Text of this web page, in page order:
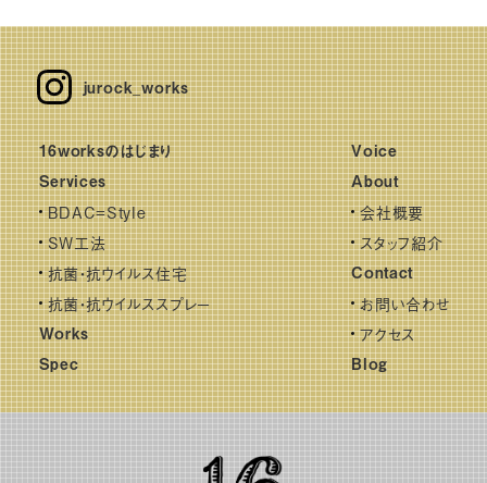
jurock_works
16worksのはじまり
Services
BDAC=Style
SW工法
抗菌・抗ウイルス住宅
抗菌・抗ウイルススプレー
Works
Spec
Voice
About
会社概要
スタッフ紹介
Contact
お問い合わせ
アクセス
Blog